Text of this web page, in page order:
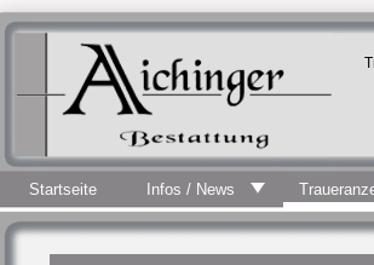
Startseite Infos / News